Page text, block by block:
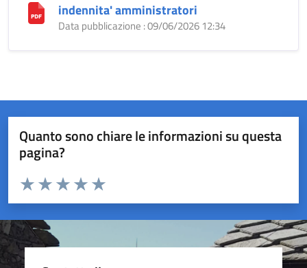
indennita' amministratori
Data pubblicazione : 09/06/2026 12:34
Quanto sono chiare le informazioni su questa
pagina?
Valuta da 1 a 5 stelle la pagina
Valuta 5 stelle su 5
Valuta 4 stelle su 5
Valuta 3 stelle su 5
Valuta 2 stelle su 5
Valuta 1 stelle su 5